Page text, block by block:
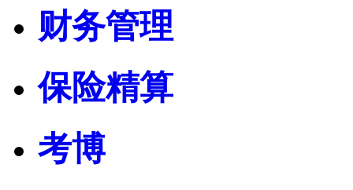
财务管理
保险精算
考博